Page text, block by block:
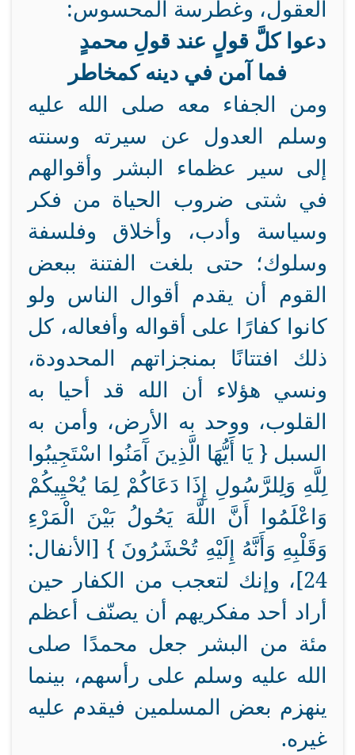
العقول، وغطرسة المحسوس:
دعوا كلَّ قولٍ عند قولِ محمدٍ
فما آمن في دينه كمخاطر
ومن الجفاء معه صلى الله عليه
وسلم العدول عن سيرته وسنته
إلى سير عظماء البشر وأقوالهم
في شتى ضروب الحياة من فكر
وسياسة وأدب، وأخلاق وفلسفة
وسلوك؛ حتى بلغت الفتنة ببعض
القوم أن يقدم أقوال الناس ولو
كانوا كفارًا على أقواله وأفعاله، كل
ذلك افتتانًا بمنجزاتهم المحدودة،
ونسي هؤلاء أن الله قد أحيا به
القلوب، ووحد به الأرض، وأمن به
السبل { يَا أَيُّهَا الَّذِينَ آَمَنُوا اسْتَجِيبُوا
لِلَّهِ وَلِلرَّسُولِ إِذَا دَعَاكُمْ لِمَا يُحْيِيكُمْ
وَاعْلَمُوا أَنَّ اللَّهَ يَحُولُ بَيْنَ الْمَرْءِ
وَقَلْبِهِ وَأَنَّهُ إِلَيْهِ تُحْشَرُونَ } [الأنفال:
24]، وإنك لتعجب من الكفار حين
أراد أحد مفكريهم أن يصنّف أعظم
مئة من البشر جعل محمدًا صلى
الله عليه وسلم على رأسهم، بينما
ينهزم بعض المسلمين فيقدم عليه
غيره.